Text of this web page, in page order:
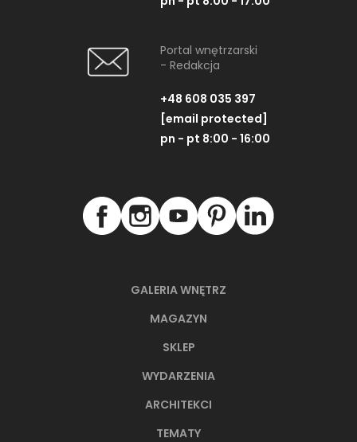
GALERIA WNĘTRZ
MAGAZYN
SKLEP
WYDARZENIA
ARCHITEKCI
TEMATY
Portal wnętrzarski
- Redakcja
+48 608 035 397
[email protected]
pn - pt 8:00 - 16:00